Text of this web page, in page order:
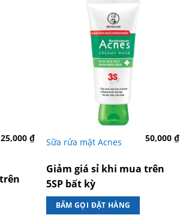
25,000 ₫ Sữa rửa mặt Acnes 50,000₫
Giảm giá sỉ khi mua trên
5SP bất kỳ
BẤM GỌI ĐẶT HÀNG